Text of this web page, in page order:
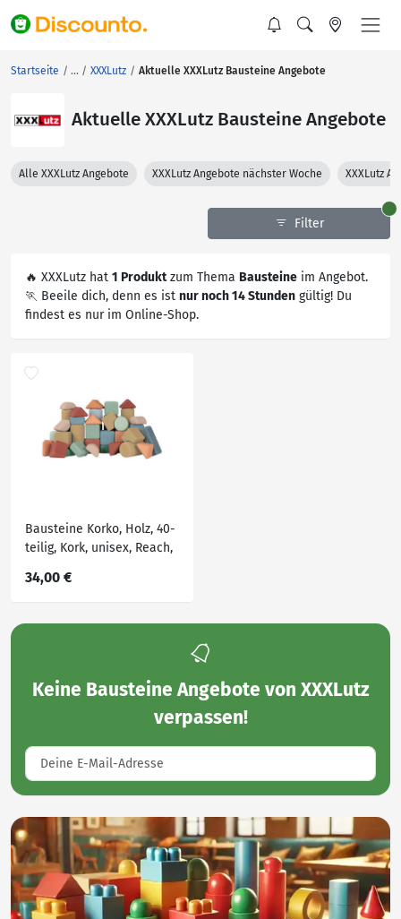
Startseite XXXLutz Aktuelle XXXLutz Bausteine Angebote
Aktuelle XXXLutz Bausteine Angebote
Alle XXXLutz Angebote XXXLutz Angebote nächster Woche XXXLutz
Filter
🔥 XXXLutz hat 1 Produktzum Thema Bausteine im Angebot.
🏃 Beeile dich, denn es ist nur noch 14 Stunden gültig! Du
findest es nur im Online-Shop.
Bausteine Korko, Holz, 40-
teilig, Kork, unisex, Reach,
transportierbar, Spielzeug,
Motorikspielzeug
34,00 €
Keine Bausteine Angebote von XXXLutz
verpassen!